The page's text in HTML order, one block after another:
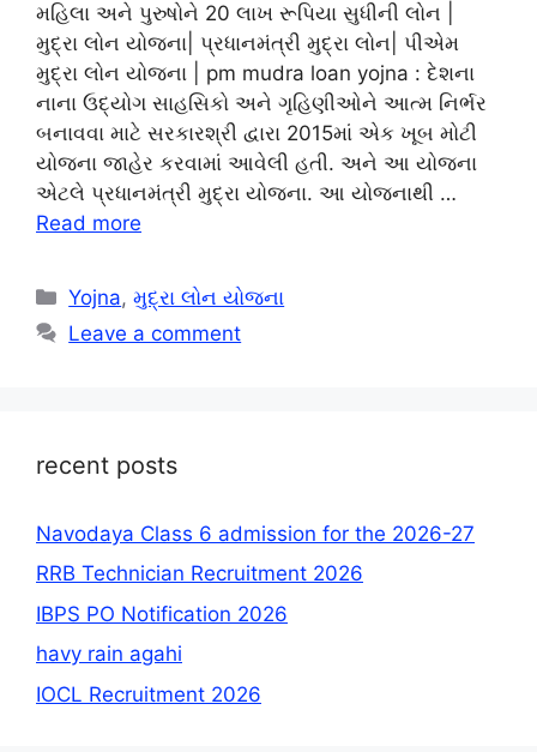
મહિલા અને પુરુષોને 20 લાખ રૂપિયા સુધીની લોન |
મુદ્રા લોન યોજના| પ્રધાનમંત્રી મુદ્રા લોન| પીએમ
મુદ્રા લોન યોજના | pm mudra loan yojna : દેશના
નાના ઉદ્યોગ સાહસિકો અને ગૃહિણીઓને આત્મ નિર્ભર
બનાવવા માટે સરકારશ્રી દ્વારા 2015માં એક ખૂબ મોટી
યોજના જાહેર કરવામાં આવેલી હતી. અને આ યોજના
એટલે પ્રધાનમંત્રી મુદ્રા યોજના. આ યોજનાથી …
Read more
Categories
Yojna,મુદ્રા લોન યોજના
Leave a comment
recent posts
Navodaya Class 6 admission for the 2026-27
RRB Technician Recruitment 2026
IBPS PO Notification 2026
havy rain agahi
IOCL Recruitment 2026